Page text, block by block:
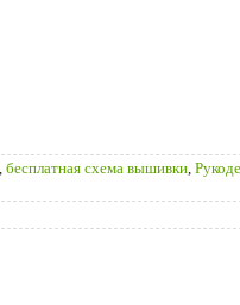
бесплатная схема вышивки